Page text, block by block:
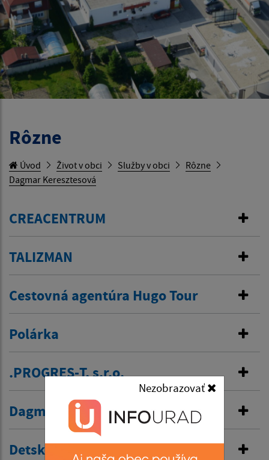
Nezobrazovať
Rôzne
Úvod Život v obci Služby v obci
Rôzne
Dagmar Keresztesová
CREACENTRUM
TALIZMAN
Cestovná agentúra Hugo Tour
Polárka
.PROGRES-T, s.r.o.
Dagmar Keresztesová
Detské centrum Hugáčik